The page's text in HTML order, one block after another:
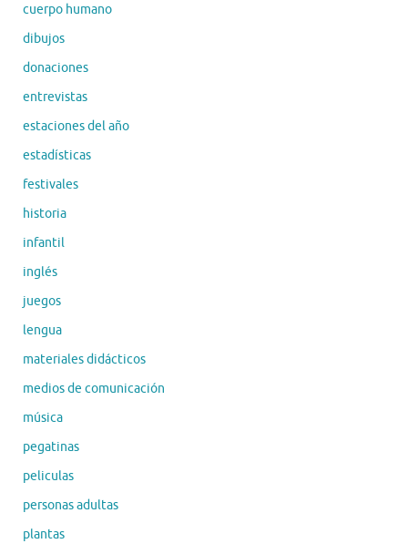
cuerpo humano
dibujos
donaciones
entrevistas
estaciones del año
estadísticas
festivales
historia
infantil
inglés
juegos
lengua
materiales didácticos
medios de comunicación
música
pegatinas
peliculas
personas adultas
plantas